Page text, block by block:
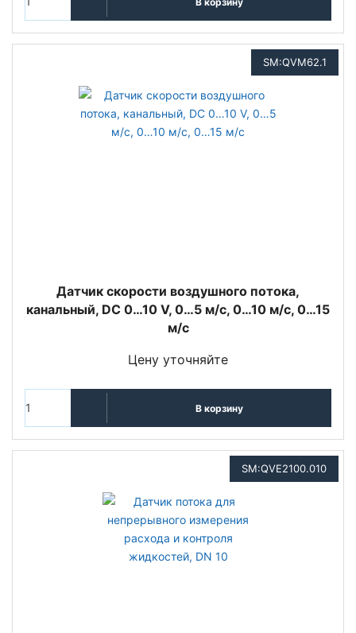
SM:QVM62.1
Датчик скорости воздушного потока,
канальный, DC 0…10 V, 0…5 м/с, 0…10 м/с, 0…15
м/с
Цену уточняйте
В корзину
SM:QVE2100.010